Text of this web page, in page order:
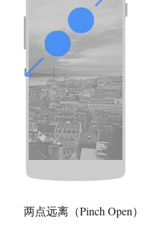
两点远离（Pinch Open）